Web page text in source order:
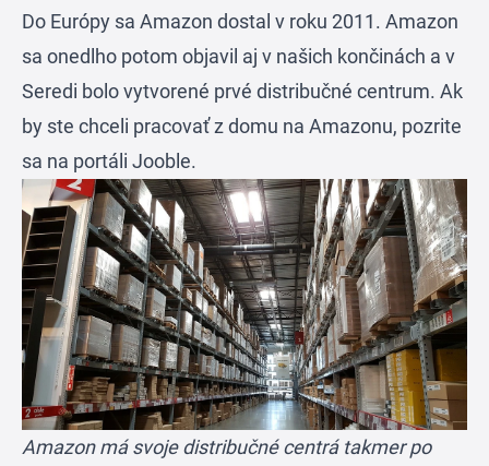
Do Európy sa Amazon dostal v roku 2011. Amazon
sa onedlho potom objavil aj v našich končinách a v
Seredi bolo vytvorené prvé distribučné centrum. Ak
by ste chceli pracovať z domu na Amazonu, pozrite
sa na portáli Jooble.
Amazon má svoje distribučné centrá takmer po